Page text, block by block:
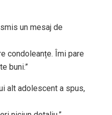
un mesaj de
condoleanțe. Îmi pare
buni.”
alt adolescent a spus,